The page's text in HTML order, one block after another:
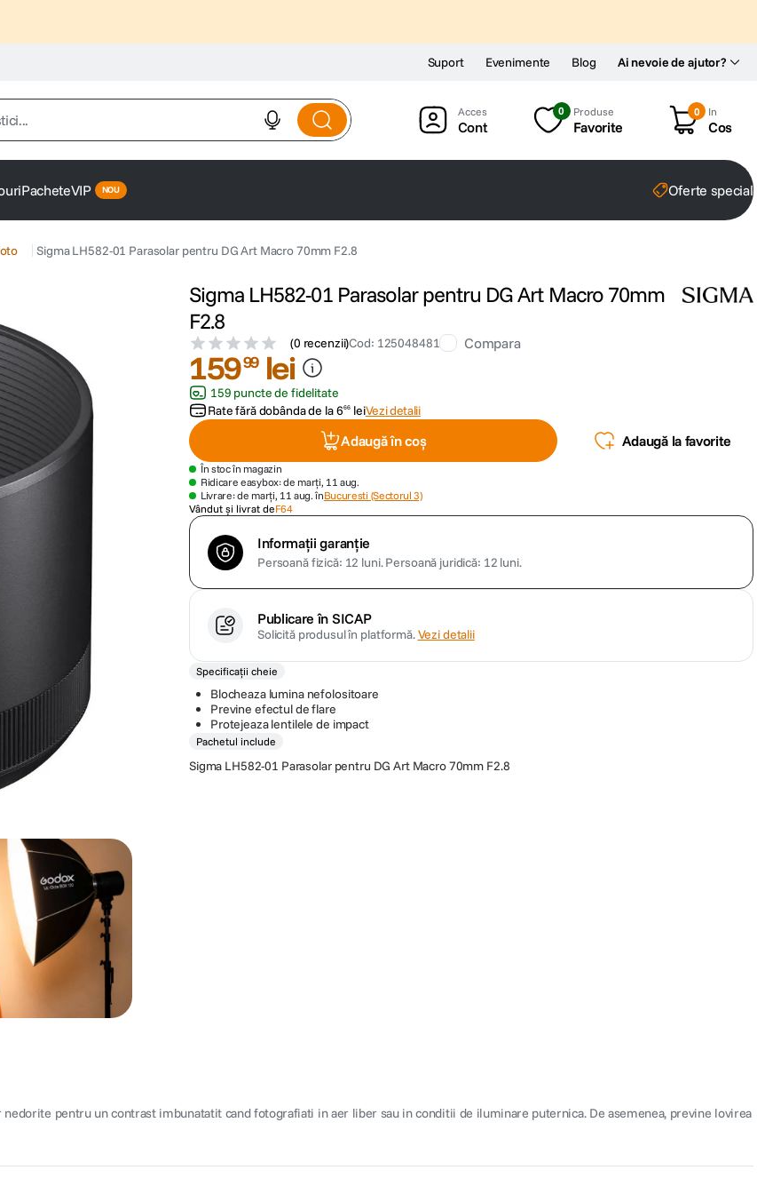
Ai nevoie de ajutor?
Suport Evenimente Blog
Cont
0 Produse
Favorite
0 In
Cos
PacheteVIP Oferte
Sigma LH582-01 Parasolar pentru DG Art Macro 70mm F2.8
Sigma LH582-01 Parasolar pentru DG Art Macro 70mm
F2.8
(0 recenzii)Cod: 125048481 Compara
15999 lei
159 puncte de fidelitate
Rate fără dobânda de la666 leiVezi detalii
Adaugă în coș Adaugă la favorite
În stoc în magazin
Ridicare easybox: de marți, 11 aug.
Livrare: de marți, 11 aug. înBucuresti (Sectorul 3)
Vândut și livrat deF64
Informații garanție
Persoană fizică: 12 luni.Persoană juridică: 12 luni.
Publicare în SICAP
Solicită produsul în platformă.Vezi detalii
Specificații cheie
Blocheaza lumina nefolositoare
Previne efectul de flare
Protejeaza lentilele de impact
Pachetul include
Sigma LH582-01 Parasolar pentru DG Art Macro 70mm F2.8
pentru un contrast imbunatatit cand fotografiati in aer liber sau in conditii de iluminare puternica. De asemenea, previne lovirea